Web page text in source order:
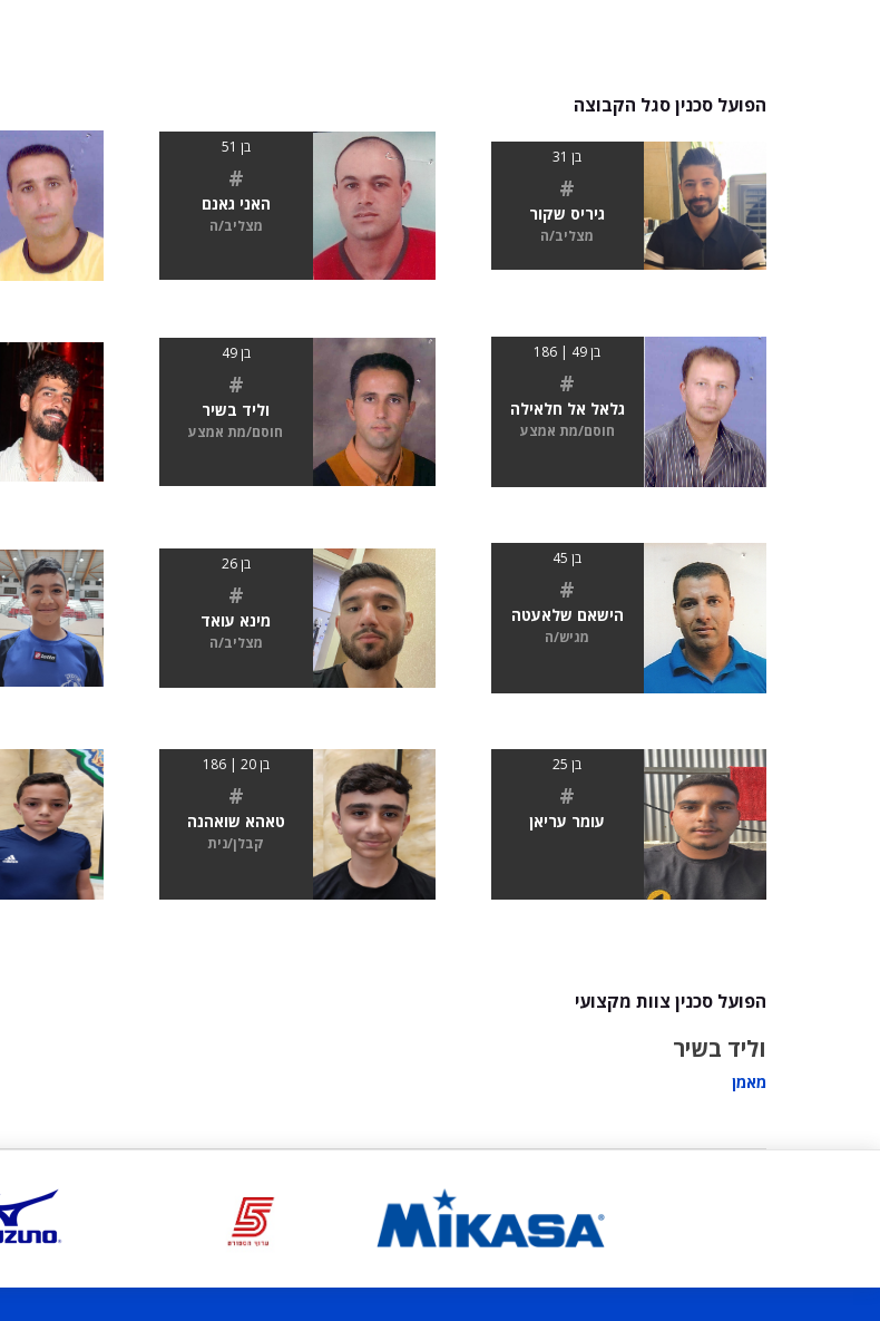
הפועל סכנין סגל הקבוצה
בן 31
#
גיריס שקור
מצליב/ה
בן 51
#
האני גאנם
מצליב/ה
בן 49 | 186
#
גלאל אל חלאילה
חוסם/מת אמצע
בן 49
#
וליד בשיר
חוסם/מת אמצע
בן 45
#
הישאם שלאעטה
מגיש/ה
בן 26
#
מינא עואד
מצליב/ה
בן 25
#
עומר עריאן
בן 20 | 186
#
טאהא שואהנה
קבלן/נית
הפועל סכנין צוות מקצועי
וליד בשיר
מאמן